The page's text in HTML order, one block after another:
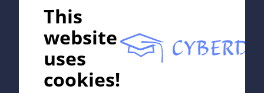
¤ 暂时机会性体外寄生虫：昆虫偶然叮咬人，根据受害
者皮肤反应强度不同而有不同临床表现。患者身上很难发
现寄生虫。
病因和发病机理
1. 膜翅目昆虫过敏：蜜蜂，黄蜂，少数情况下为大黄
This
website
uses
cookies!
In collaboration with Erasmus+ hEduLearnIt editorial